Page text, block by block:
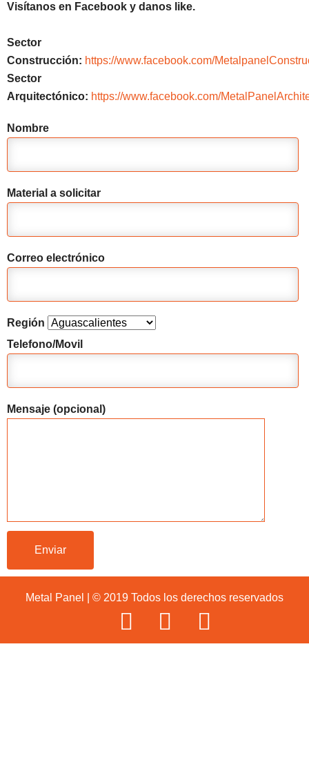
Visítanos en Facebook y danos like.
Sector
Construcción: https://www.facebook.com/
Sector
Arquitectónico: https://www.facebook.com/
Nombre
Material a solicitar
Correo electrónico
Región
Telefono/Movil
Mensaje (opcional)
Metal Panel | © 2019 Todos los derechos reservados